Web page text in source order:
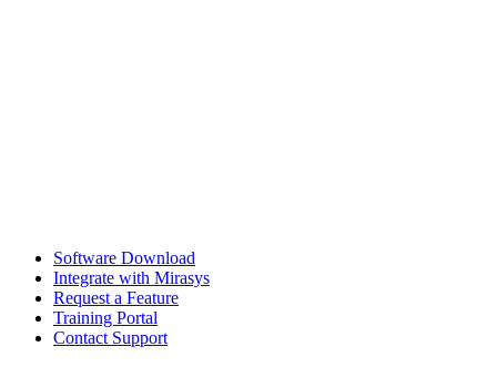
Software Download
Integrate with Mirasys
Request a Feature
Training Portal
Contact Support